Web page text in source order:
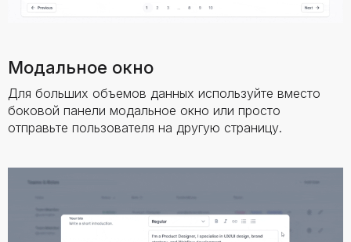
Модальное окно
Для больших объемов данных используйте вместо
боковой панели модальное окно или просто
отправьте пользователя на другую страницу.